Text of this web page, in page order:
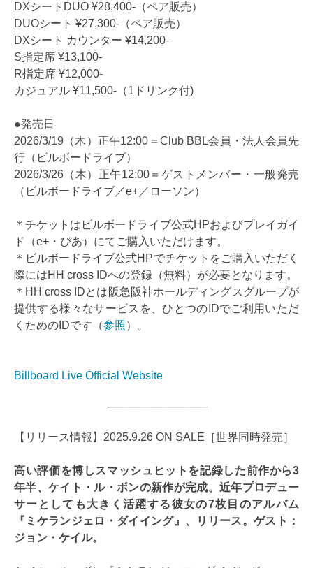
DXシートDUO ¥28,400-（ペア販売）
DUOシート ¥27,300-（ペア販売）
DXシート カウンター ¥14,200-
S指定席 ¥13,100-
R指定席 ¥12,000-
カジュアル ¥11,500-（1ドリンク付)
●発売日
2026/3/19（木）正午12:00＝Club BBL会員・法人会員先
行（ビルボードライブ）
2026/3/26（木）正午12:00＝ゲストメンバー・一般発売
（ビルボードライブ／e+／ローソン）
＊チケットはビルボードライブ公式HPおよびプレイガイ
ド（e+・ぴあ）にてご購入いただけます。
＊ビルボードライブ公式HPでチケットをご購入いただく
際にはHH cross IDへの登録（無料）が必要となります。
＊HH cross IDとは阪急阪神ホールディングスグループが
提供する様々なサービスを、ひとつのIDでご利用いただ
くためのIDです（参照）。
Billboard Live Official Website
─────────────
【リリース情報】2025.9.26 ON SALE［世界同時発売］
高い評価を博しスマッシュヒットを記録した前作から3
年半、ケイト・ル・ボンの新作が完成。近年プロデュー
サーとしても大きく活躍する彼女の7枚目のアルバム
『ミケランジェロ・ダイイング』、リリース。ゲスト：
ジョン・ケイル。